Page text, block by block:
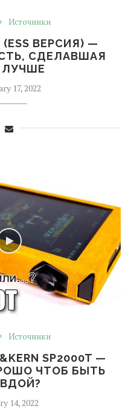
Источники
(ESS ВЕРСИЯ) —
СДЕЛАВШАЯ
17, 2022
Источники
SP2000T —
ЧТОБ БЫТЬ
14, 2022